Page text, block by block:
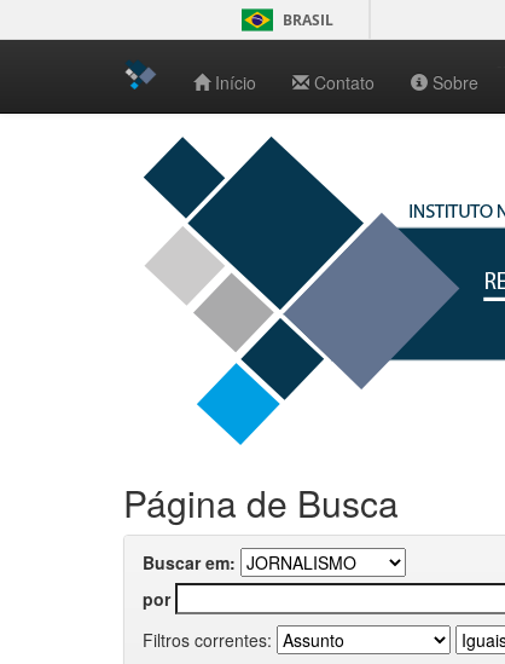
navigation
BRASIL
Início Contato Sobre
Página de Busca
Buscar em:
por
Filtros correntes: